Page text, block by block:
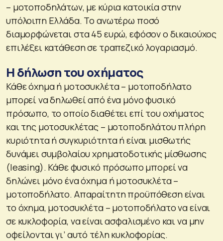
– μοτοποδηλάτων, με κύρια κατοικία στην
υπόλοιπη Ελλάδα. Το ανωτέρω ποσό
διαμορφώνεται στα 45 ευρώ, εφόσον ο δικαιούχος
επιλέξει κατάθεση σε τραπεζικό λογαριασμό.
Η δήλωση του οχήματος
Κάθε όχημα ή μοτοσυκλέτα – μοτοποδήλατο
μπορεί να δηλωθεί από ένα μόνο φυσικό
πρόσωπο, το οποίο διαθέτει επί του οχήματος
και της μοτοσυκλέτας – μοτοποδηλάτου πλήρη
κυριότητα ή συγκυριότητα ή είναι μισθωτής
δυνάμει συμβολαίου χρηματοδοτικής μίσθωσης
(leasing). Κάθε φυσικό πρόσωπο μπορεί να
δηλώνει μόνο ένα όχημα ή μοτοσυκλέτα –
μοτοποδήλατο. Απαραίτητη προϋπόθεση είναι
το όχημα, μοτοσυκλέτα – μοτοποδήλατο να είναι
σε κυκλοφορία, να είναι ασφαλισμένο και να μην
οφείλονται γι’ αυτό τέλη κυκλοφορίας.